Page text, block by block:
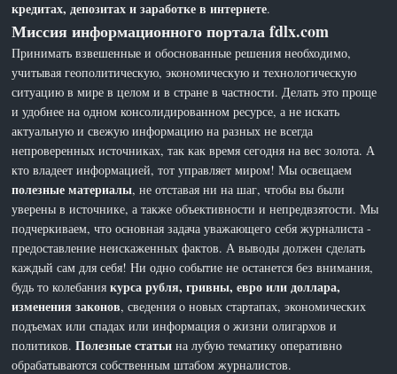
кредитах, депозитах и заработке в интернете.
Миссия информационного портала fdlx.com
Принимать взвешенные и обоснованные решения необходимо,
учитывая геополитическую, экономическую и технологическую
ситуацию в мире в целом и в стране в частности. Делать это проще
и удобнее на одном консолидированном ресурсе, а не искать
актуальную и свежую информацию на разных не всегда
непроверенных источниках, так как время сегодня на вес золота. А
кто владеет информацией, тот управляет миром! Мы освещаем
полезные материалы, не отставая ни на шаг, чтобы вы были
уверены в источнике, а также объективности и непредвзятости. Мы
подчеркиваем, что основная задача уважающего себя журналиста -
предоставление неискаженных фактов. А выводы должен сделать
каждый сам для себя! Ни одно событие не останется без внимания,
будь то колебаниякурса рубля, гривны, евро или доллара,
изменения законов, сведения о новых стартапах, экономических
подъемах или спадах или информация о жизни олигархов и
политиков.Полезные статьи на лубую тематику оперативно
обрабатываются собственным штабом журналистов.